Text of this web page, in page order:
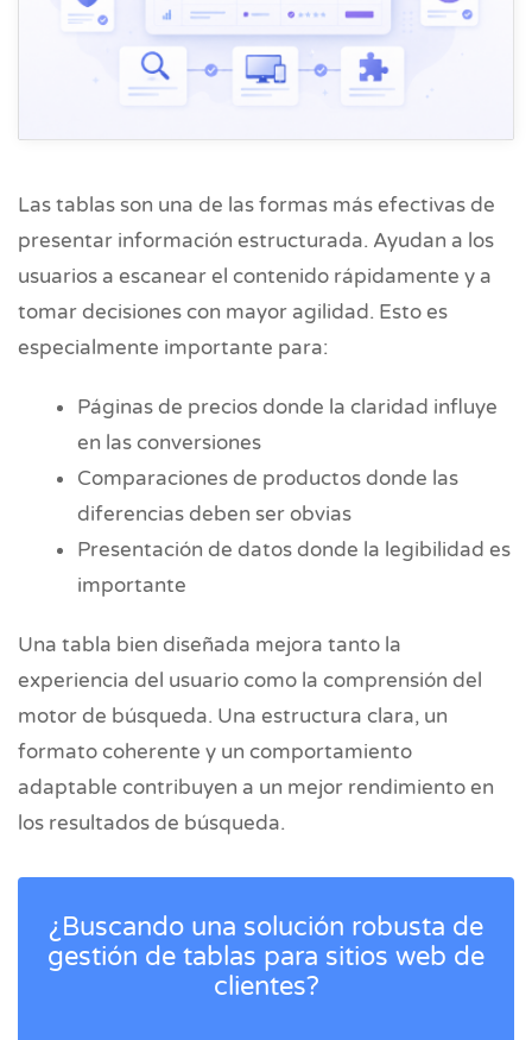
Las tablas son una de las formas más efectivas de
presentar información estructurada. Ayudan a los
usuarios a escanear el contenido rápidamente y a
tomar decisiones con mayor agilidad. Esto es
especialmente importante para:
Páginas de precios donde la claridad influye
en las conversiones
Comparaciones de productos donde las
diferencias deben ser obvias
Presentación de datos donde la legibilidad es
importante
Una tabla bien diseñada mejora tanto la
experiencia del usuario como la comprensión del
motor de búsqueda. Una estructura clara, un
formato coherente y un comportamiento
adaptable contribuyen a un mejor rendimiento en
los resultados de búsqueda.
¿Buscando una solución robusta de
gestión de tablas para sitios web de
clientes?